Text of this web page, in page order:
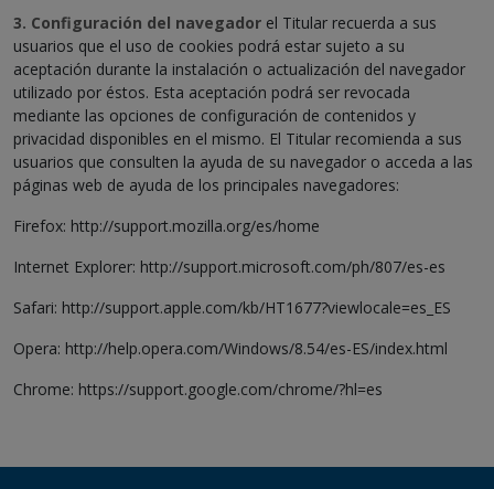
3. Configuración del navegador el Titular recuerda a sus
usuarios que el uso de cookies podrá estar sujeto a su
aceptación durante la instalación o actualización del navegador
utilizado por éstos. Esta aceptación podrá ser revocada
mediante las opciones de configuración de contenidos y
privacidad disponibles en el mismo. El Titular recomienda a sus
usuarios que consulten la ayuda de su navegador o acceda a las
páginas web de ayuda de los principales navegadores:
Firefox: http://support.mozilla.org/es/home
Internet Explorer: http://support.microsoft.com/ph/807/es-es
Safari: http://support.apple.com/kb/HT1677?viewlocale=es_ES
Opera: http://help.opera.com/Windows/8.54/es-ES/index.html
Chrome: https://support.google.com/chrome/?hl=es